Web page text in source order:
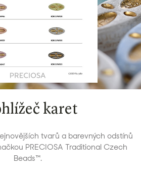
karet
tvarů a barevných odstínů
PRECIOSA Traditional Czech
Beads™.